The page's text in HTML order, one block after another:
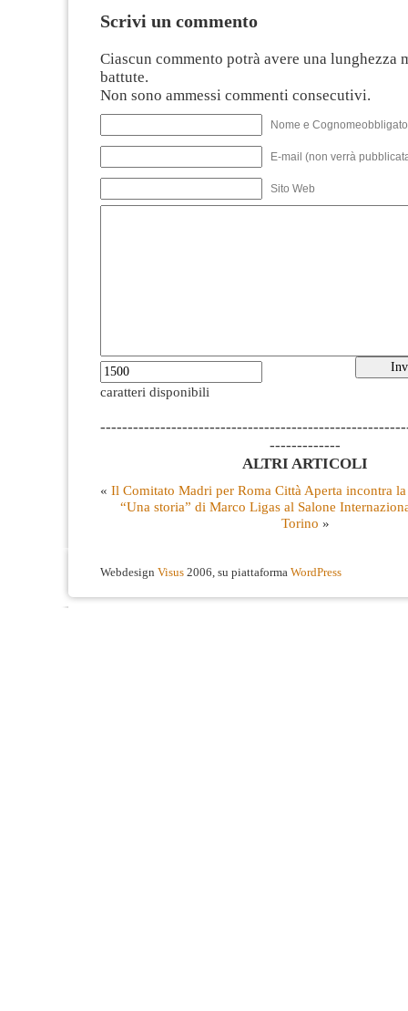
Scrivi un commento
Ciascun commento potrà avere una lunghezza
battute.
Non sono ammessi commenti consecutivi.
Nome e
E-mail (non verrà
Sito Web
caratteri disponibili
-------------
ALTRI ARTICOLI
« Il Comitato Madri per Roma Città Aperta incontra la
“Una storia” di Marco Ligas al Salone
Torino »
Webdesign Visus 2006, su piattaforma WordPress